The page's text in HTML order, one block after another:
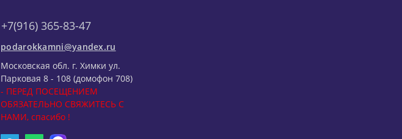
+7(916) 365-83-47
podarokkamni@yandex.ru
Московская обл. г. Химки ул.
Парковая 8 - 108 (домофон 708)
- ПЕРЕД ПОСЕЩЕНИЕМ
ОБЯЗАТЕЛЬНО СВЯЖИТЕСЬ С
НАМИ, спасибо !